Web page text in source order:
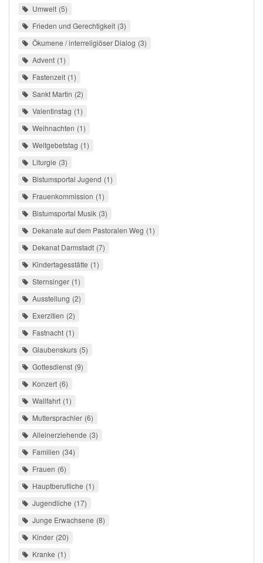
Umwelt 5
Frieden und Gerechtigkeit 3
Ökumene / interreligiöser Dialog 3
Advent 1
Fastenzeit 1
Sankt Martin 2
Valentinstag 1
Weihnachten 1
Weltgebetstag 1
Liturgie 3
Bistumsportal Jugend 1
Frauenkommission 1
Bistumsportal Musik 3
Dekanate auf dem Pastoralen Weg 1
Dekanat Darmstadt 7
Kindertagesstätte 1
Sternsinger 1
Ausstellung 2
Exerzitien 2
Fastnacht 1
Glaubenskurs 5
Gottesdienst 9
Konzert 6
Wallfahrt 1
Muttersprachler 6
Alleinerziehende 3
Familien 34
Frauen 6
Hauptberufliche 1
Jugendliche 17
Junge Erwachsene 8
Kinder 20
Kranke 1